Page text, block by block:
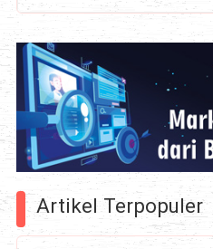
Artikel Terpopuler